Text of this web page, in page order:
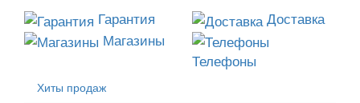
Гарантия
Доставка
Магазины
Телефоны
Хиты продаж